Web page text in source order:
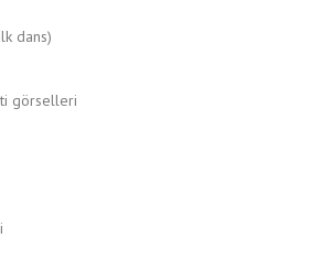
dans)
görselleri